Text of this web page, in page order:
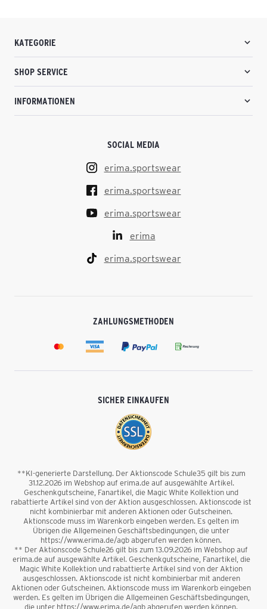
KATEGORIE
SHOP SERVICE
INFORMATIONEN
SOCIAL MEDIA
erima.sportswear
erima.sportswear
erima.sportswear
erima
erima.sportswear
ZAHLUNGSMETHODEN
SICHER EINKAUFEN
**KI-generierte Darstellung. Der Aktionscode Schule35 gilt bis zum
31.12.2026 im Webshop auf erima.de auf ausgewählte Artikel.
Geschenkgutscheine, Fanartikel, die Magic White Kollektion und
rabattierte Artikel sind von der Aktion ausgeschlossen. Aktionscode ist
nicht kombinierbar mit anderen Aktionen oder Gutscheinen.
Aktionscode muss im Warenkorb eingeben werden. Es gelten im
Übrigen die Allgemeinen Geschäftsbedingungen, die unter
https://www.erima.de/agb abgerufen werden können.
** Der Aktionscode Schule26 gilt bis zum 13.09.2026 im Webshop auf
erima.de auf ausgewählte Artikel. Geschenkgutscheine, Fanartikel, die
Magic White Kollektion und rabattierte Artikel sind von der Aktion
ausgeschlossen. Aktionscode ist nicht kombinierbar mit anderen
Aktionen oder Gutscheinen. Aktionscode muss im Warenkorb eingeben
werden. Es gelten im Übrigen die Allgemeinen Geschäftsbedingungen,
die unter https://www.erima.de/agb abgerufen werden können.